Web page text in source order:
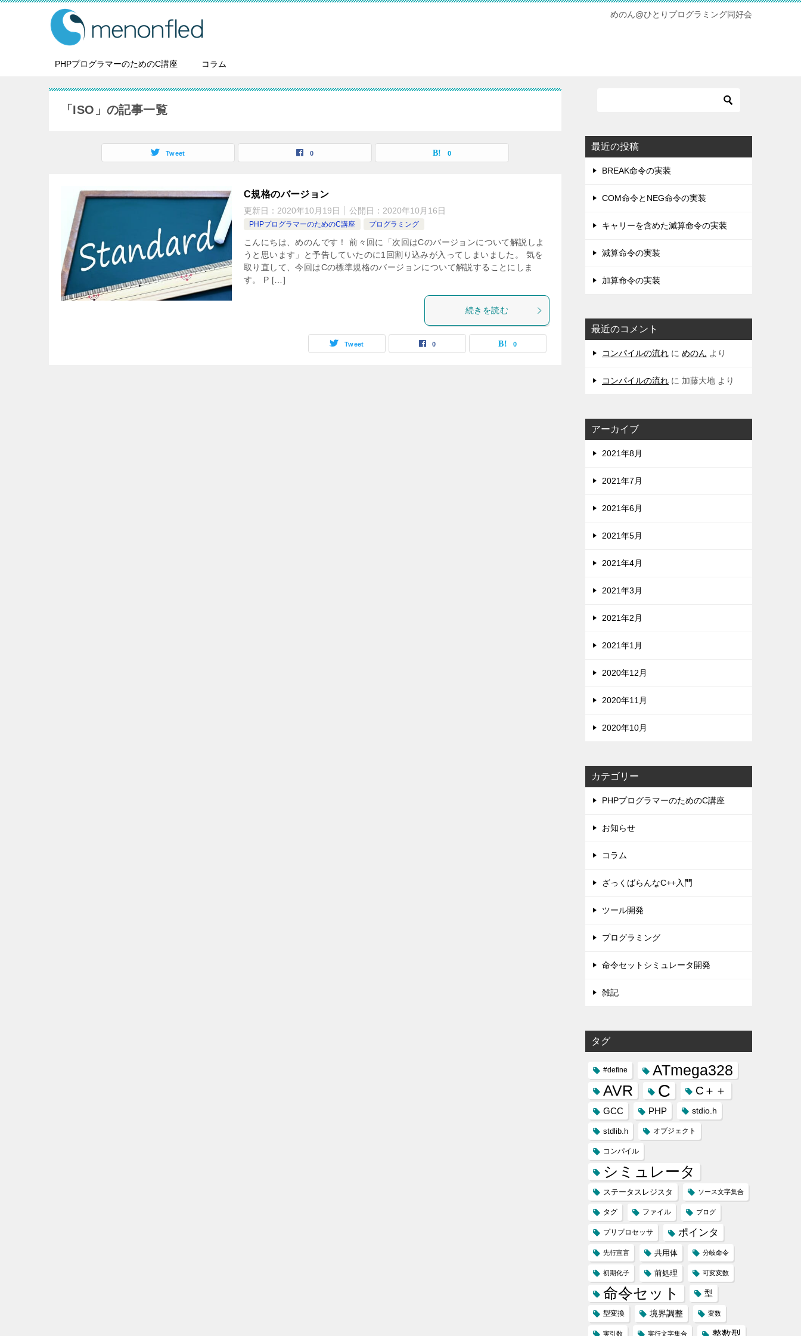
めのん@ひとりプログラミング同好会
PHPプログラマーのためのC講座 コラム
「ISO」の記事一覧
Tweet 0 0
C規格のバージョン
更新日： 2020年10月19日 公開日： 2020年10月16日
PHPプログラマーのためのC講座 プログラミング
こんにちは、めのんです！ 前々回に「次回はCのバージョンについて解説しよ
うと思います」と予告していたのに1回割り込みが入ってしまいました。 気を
取り直して、今回はCの標準規格のバージョンについて解説することにしま
す。 P […]
続きを読む
Tweet 0 0
最近の投稿
BREAK命令の実装
COM命令とNEG命令の実装
キャリーを含めた減算命令の実装
減算命令の実装
加算命令の実装
最近のコメント
コンパイルの流れ に めのん より
コンパイルの流れ に 加藤大地 より
アーカイブ
2021年8月
2021年7月
2021年6月
2021年5月
2021年4月
2021年3月
2021年2月
2021年1月
2020年12月
2020年11月
2020年10月
カテゴリー
PHPプログラマーのためのC講座
お知らせ
コラム
ざっくばらんなC++入門
ツール開発
プログラミング
命令セットシミュレータ開発
雑記
タグ
#define
ATmega328
AVR
C C＋＋
GCC PHP stdio.h
stdlib.h オブジェクト
コンパイル
シミュレータ
ステータスレジスタ ソース文字集合
タグ ファイル ブログ
プリプロセッサ ポインタ
先行宣言 共用体 分岐命令
初期化子 前処理 可変変数
命令セット 型
型変換 境界調整 変数
実引数 実行文字集合 整数型